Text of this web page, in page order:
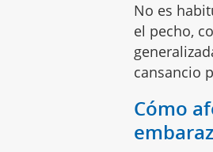
No es
el pecho,
cansancio
Cómo